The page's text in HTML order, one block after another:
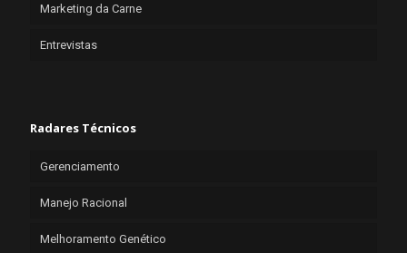
Marketing da Carne
Entrevistas
Radares Técnicos
Gerenciamento
Manejo Racional
Melhoramento Genético